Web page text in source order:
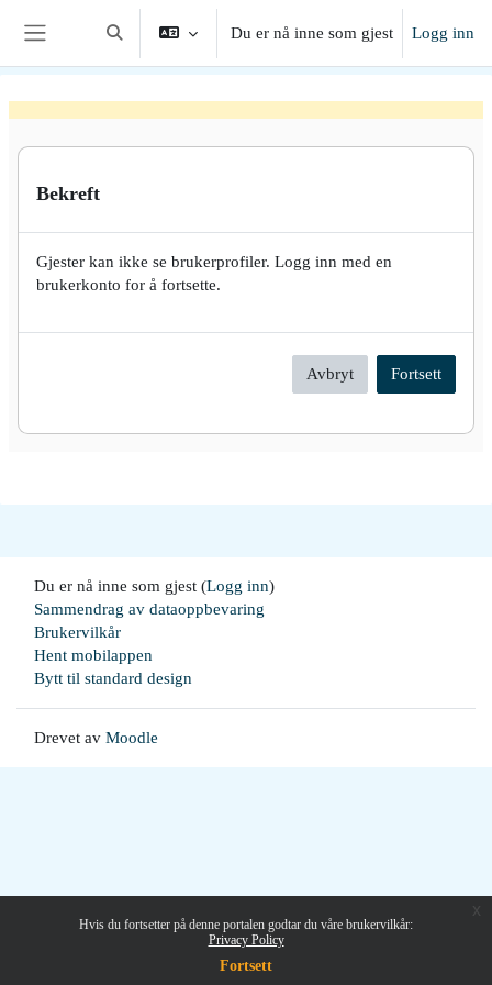
Hvis du fortsetter på denne portalen godtar du våre brukervilkår:
Privacy Policy
Fortsett
Veksle inndata for søk
Du er nå inne som gjest Logg inn
Bekreft
Gjester kan ikke se brukerprofiler. Logg inn med en
brukerkonto for å fortsette.
Avbryt Fortsett
Du er nå inne som gjest (Logg inn)
Sammendrag av dataoppbevaring
Brukervilkår
Hent mobilappen
Bytt til standard design
Drevet av Moodle